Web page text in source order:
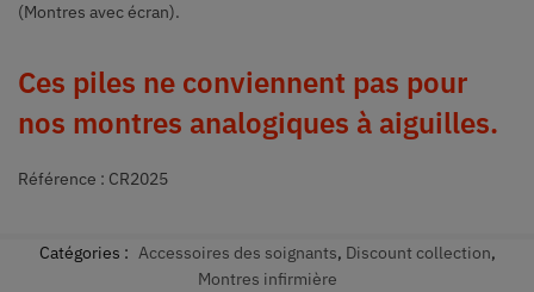
(Montres avec écran).
Ces piles ne conviennent pas pour
nos montres analogiques à aiguilles.
Référence : CR2025
Catégories : Accessoires des soignants, Discount collection,
Montres infirmière